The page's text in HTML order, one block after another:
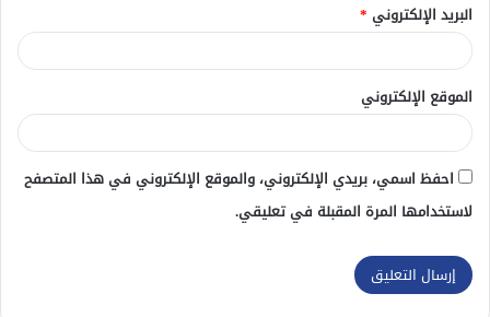
البريد الإلكتروني *
الموقع الإلكتروني
احفظ اسمي، بريدي الإلكتروني، والموقع الإلكتروني في هذا المتصفح
لاستخدامها المرة المقبلة في تعليقي.